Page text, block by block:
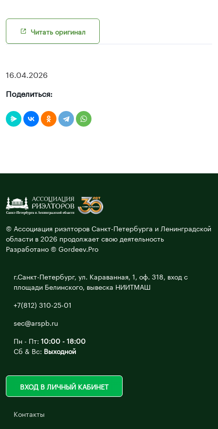
Читать оригинал
16.04.2026
Поделиться:
© Ассоциация риэлторов Санкт-Петербурга и Ленинградской
области в 2026 продолжает свою деятельность
Разработано © Gordeev.Pro
г.Санкт-Петербург, ул. Караванная, 1, оф. 318, вход с
площади Белинского, вывеска НИИТМАШ
+7(812) 310-25-01
sec@arspb.ru
Пн - Пт: 10:00 - 18:00
Сб & Вс: Выходной
ВХОД В ЛИЧНЫЙ КАБИНЕТ
Контакты